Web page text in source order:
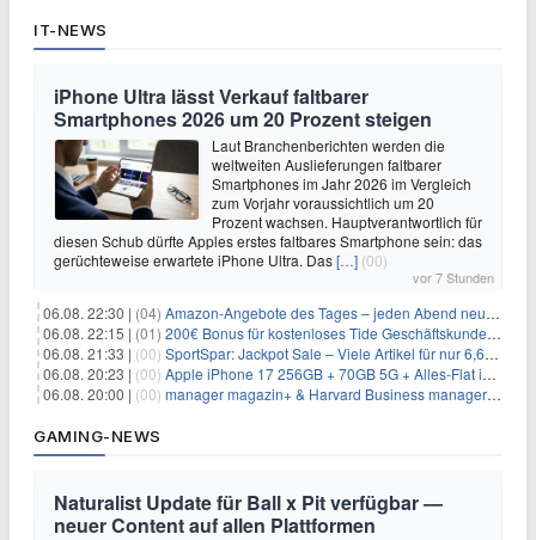
IT-NEWS
iPhone Ultra lässt Verkauf faltbarer
Smartphones 2026 um 20 Prozent steigen
Laut Branchenberichten werden die
weltweiten Auslieferungen faltbarer
Smartphones im Jahr 2026 im Vergleich
zum Vorjahr voraussichtlich um 20
Prozent wachsen. Hauptverantwortlich für
diesen Schub dürfte Apples erstes faltbares Smartphone sein: das
gerüchteweise erwartete iPhone Ultra. Das[…] (00)
vor 7 Stunden
06.08. 22:30 | (04) Amazon-Angebote des Tages – jeden Abend neue Deals zum Stöbern
06.08. 22:15 | (01) 200€ Bonus für kostenloses Tide Geschäftskundenkonto
06.08. 21:33 | (00) SportSpar: Jackpot Sale – Viele Artikel für nur 6,66€ – nur 48 Stunden
06.08. 20:23 | (00) Apple iPhone 17 256GB + 70GB 5G + Alles-Flat im Vodafone-Netz für 34,99€/Monat – eff. 4,65€/Monat
06.08. 20:00 | (00) manager magazin+ & Harvard Business manager+ Digital-Kombi-Abo 1 Monat kostenlos
GAMING-NEWS
Naturalist Update für Ball x Pit verfügbar —
neuer Content auf allen Plattformen